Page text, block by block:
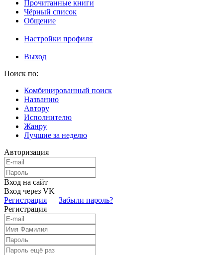
Прочитанные книги
Чёрный список
Общение
Настройки профиля
Выход
Поиск по:
Комбинированный поиск
Названию
Автору
Исполнителю
Жанру
Лучшие за неделю
Авторизация
Вход на сайт
Вход через VK
Регистрация
Забыли пароль?
Регистрация